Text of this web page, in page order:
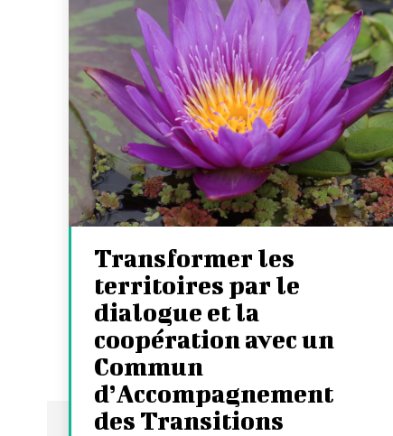
Transformer les
territoires par le
dialogue et la
coopération avec un
Commun
d’Accompagnement
des Transitions